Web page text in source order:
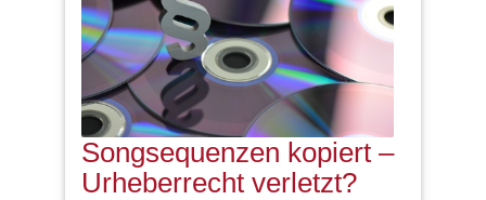
Songsequenzen kopiert –
Urheberrecht verletzt?